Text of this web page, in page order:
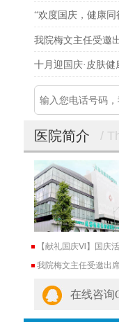
“欢度国庆，健康
我院梅文主任受邀
十月迎国庆·皮肤
医院简介 /
【献礼国庆Ⅵ】国庆
我院梅文主任受邀出
在线咨询